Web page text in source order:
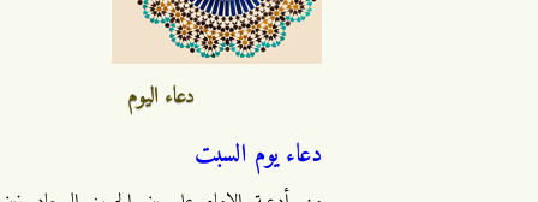
دعاء اليوم
دعاء يوم السبت